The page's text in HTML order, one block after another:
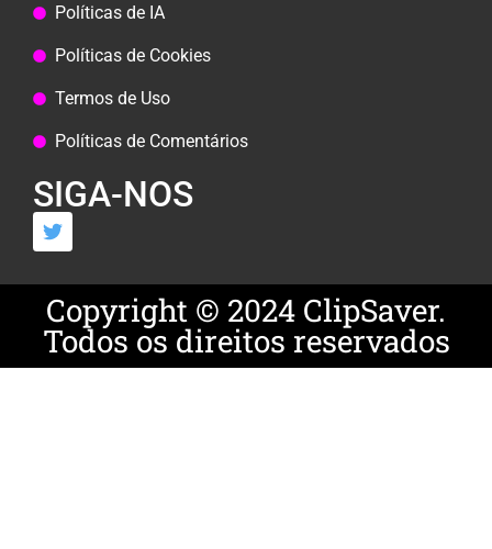
Políticas de IA
Políticas de Cookies
Termos de Uso
Políticas de Comentários
SIGA-NOS
Copyright © 2024 ClipSaver.
Todos os direitos reservados